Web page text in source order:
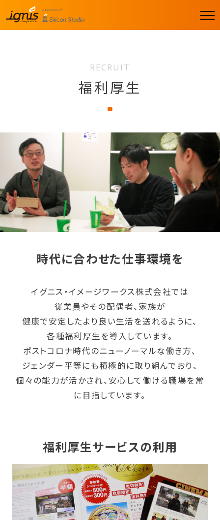
men
RECRUIT
福利厚生
時代に合わせた仕事環境を
イグニス・イメージワークス株式会社では
従業員やその配偶者、家族が
健康で安定したより良い生活を送れるように、
各種福利厚生を導入しています。
ポストコロナ時代のニューノーマルな働き方、
ジェンダー平等にも積極的に取り組んでおり、
個々の能力が活かされ、安心して働ける職場を常
に目指しています。
福利厚生サービスの利用